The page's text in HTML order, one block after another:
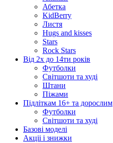
Абетка
KidBerry
Листя
Hugs and kisses
Stars
Rock Stars
Від 2х до 14ти років
Футболки
Світшоти та худі
Штани
Піжами
Підліткам 16+ та дорослим
Футболки
Світшоти та худі
Базові моделі
Акціі і знижки